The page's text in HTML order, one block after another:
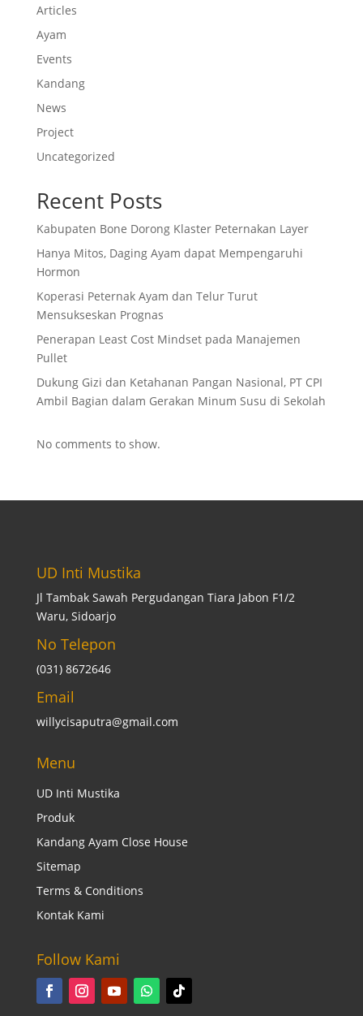
Articles
Ayam
Events
Kandang
News
Project
Uncategorized
Recent Posts
Kabupaten Bone Dorong Klaster Peternakan Layer
Hanya Mitos, Daging Ayam dapat Mempengaruhi
Hormon
Koperasi Peternak Ayam dan Telur Turut
Mensukseskan Prognas
Penerapan Least Cost Mindset pada Manajemen
Pullet
Dukung Gizi dan Ketahanan Pangan Nasional, PT CPI
Ambil Bagian dalam Gerakan Minum Susu di Sekolah
No comments to show.
UD Inti Mustika
Jl Tambak Sawah Pergudangan Tiara Jabon F1/2
Waru, Sidoarjo
No Telepon
(031) 8672646
Email
willycisaputra@gmail.com
Menu
UD Inti Mustika
Produk
Kandang Ayam Close House
Sitemap
Terms & Conditions
Kontak Kami
Follow Kami